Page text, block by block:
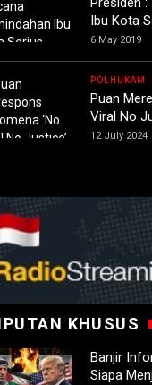
Ibu Kota
6 May 2019
POLHUKAM
Puan
Viral No
12 July 2024
KHUSUS
Banjir
Siapa